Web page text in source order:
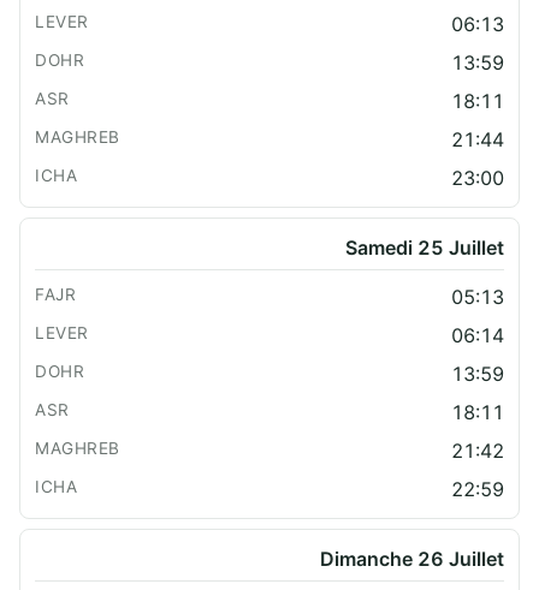
06:13
13:59
18:11
21:44
23:00
Samedi 25 Juillet
05:13
06:14
13:59
18:11
21:42
22:59
Dimanche 26 Juillet